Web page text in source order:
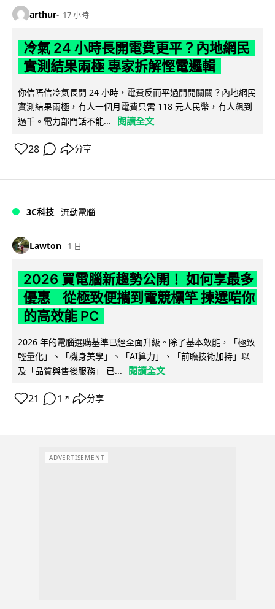
arthur 17 小時
冷氣 24 小時長開電費更平？內地網民
實測結果兩極 專家拆解慳電邏輯
你信唔信冷氣長開 24 小時，電費反而平過開開關關？內地網民
實測結果兩極，有人一個月電費只需 118 元人民幣，有人飆到
過千。電力部門話不能...
閱讀全文
28 分享
3C科技 流動電腦
Lawton 1 日
2026 買電腦新趨勢公開！ 如何享最多
優惠 從極致便攜到電競標竿 揀選啱你
的高效能 PC
2026 年的電腦選購基準已經全面升級。除了基本效能，「極致
輕量化」、「機身美學」、「AI算力」、「前瞻技術加持」以
及「品質與售後服務」 已...
閱讀全文
21 1 ↗ 分享
ADVERTISEMENT